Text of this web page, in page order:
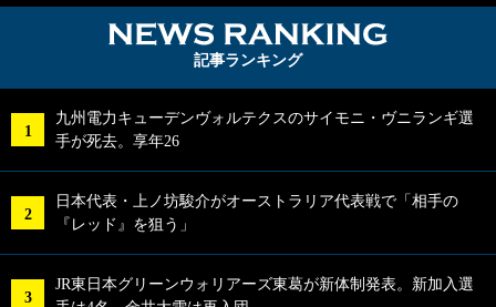
記事ランキング
九州電力キューデンヴォルテクスのサイモニ・ヴニランギ選
手が死去。享年26
日本代表・上ノ坊駿介がオーストラリア代表戦で「相手の
『レッド』を狙う」
JR東日本グリーンウォリアーズ東葛が新体制発表。新加入選